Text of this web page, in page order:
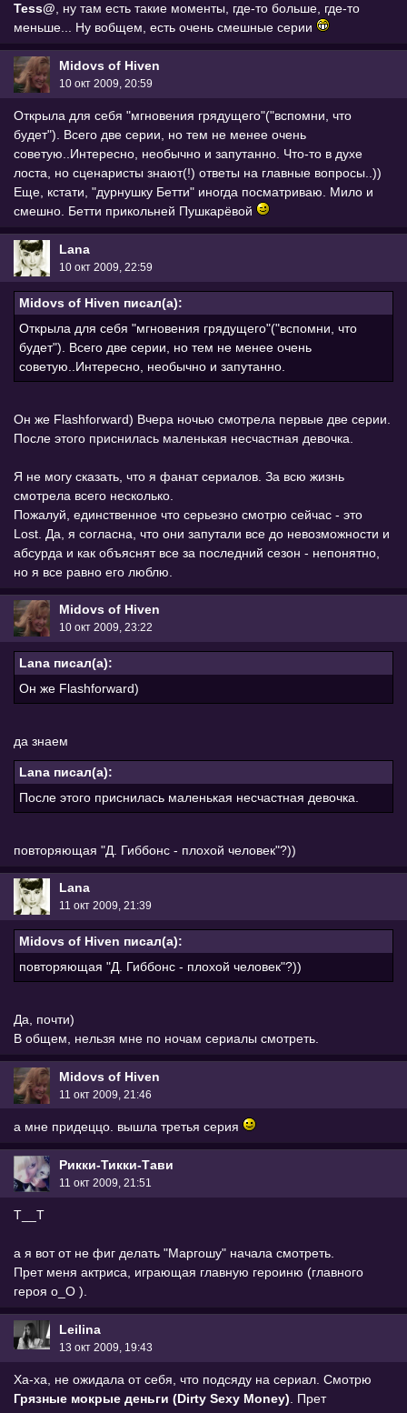
Tess@, ну там есть такие моменты, где-то больше, где-то
меньше... Ну вобщем, есть очень смешные серии
Midovs of Hiven
10 окт 2009, 20:59
Открыла для себя "мгновения грядущего"("вспомни, что
будет"). Всего две серии, но тем не менее очень
советую..Интересно, необычно и запутанно. Что-то в духе
лоста, но сценаристы знают(!) ответы на главные вопросы..))
Еще, кстати, "дурнушку Бетти" иногда посматриваю. Мило и
смешно. Бетти прикольней Пушкарёвой
Lana
10 окт 2009, 22:59
Midovs of Hiven писал(а):
Открыла для себя "мгновения грядущего"("вспомни, что
будет"). Всего две серии, но тем не менее очень
советую..Интересно, необычно и запутанно.
Он же Flashforward) Вчера ночью смотрела первые две серии.
После этого приснилась маленькая несчастная девочка.
Я не могу сказать, что я фанат сериалов. За всю жизнь
смотрела всего несколько.
Пожалуй, единственное что серьезно смотрю сейчас - это
Lost. Да, я согласна, что они запутали все до невозможности и
абсурда и как объяснят все за последний сезон - непонятно,
но я все равно его люблю.
Midovs of Hiven
10 окт 2009, 23:22
Lana писал(а):
Он же Flashforward)
да знаем
Lana писал(а):
После этого приснилась маленькая несчастная девочка.
повторяющая "Д. Гиббонс - плохой человек"?))
Lana
11 окт 2009, 21:39
Midovs of Hiven писал(а):
повторяющая "Д. Гиббонс - плохой человек"?))
Да, почти)
В общем, нельзя мне по ночам сериалы смотреть.
Midovs of Hiven
11 окт 2009, 21:46
а мне придеццо. вышла третья серия
Рикки-Тикки-Тави
11 окт 2009, 21:51
Т__Т
а я вот от не фиг делать "Маргошу" начала смотреть.
Прет меня актриса, играющая главную героиню (главного
героя о_О ).
Leilina
13 окт 2009, 19:43
Ха-ха, не ожидала от себя, что подсяду на сериал. Смотрю
Грязные мокрые деньги (Dirty Sexy Money). Прет